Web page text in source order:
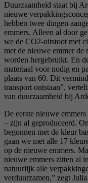
Duurzaamheid staat bij
nieuwe
hebben twee dingen
emmers. Alleen al door
we de CO2-uitstoot met
met de nieuwe emmer
worden hergebruikt. En
materiaal voor nodig en
plaats van 60. Dit
transport ontstaan”,
van duurzaamheid bij
De eerste nieuwe
– zijn al geproduceerd.
begonnen met de kleur
gaan we met alle 17
op de nieuwe emmers.
nieuwe emmers zitten al
natuurlijk alle
verduurzamen,” zegt